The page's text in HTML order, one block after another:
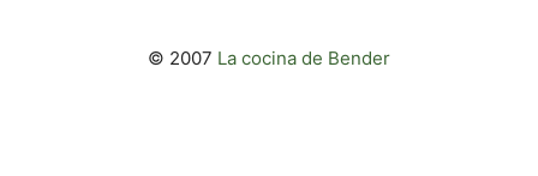
© 2007 La cocina de Bender